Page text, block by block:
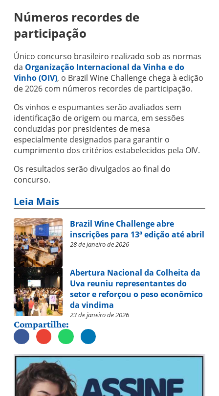
Números recordes de
participação
Único concurso brasileiro realizado sob as normas
da Organização Internacional da Vinha e do
Vinho (OIV), o Brazil Wine Challenge chega à edição
de 2026 com números recordes de participação.
Os vinhos e espumantes serão avaliados sem
identificação de origem ou marca, em sessões
conduzidas por presidentes de mesa
especialmente designados para garantir o
cumprimento dos critérios estabelecidos pela OIV.
Os resultados serão divulgados ao final do
concurso.
Leia Mais
Brazil Wine Challenge abre
inscrições para 13ª edição até abril
28 de janeiro de 2026
Abertura Nacional da Colheita da
Uva reuniu representantes do
setor e reforçou o peso econômico
da vindima
23 de janeiro de 2026
Compartilhe: